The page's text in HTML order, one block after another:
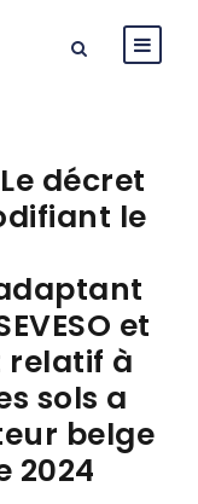
décret
le
et
relatif à
sols a
belge
2024